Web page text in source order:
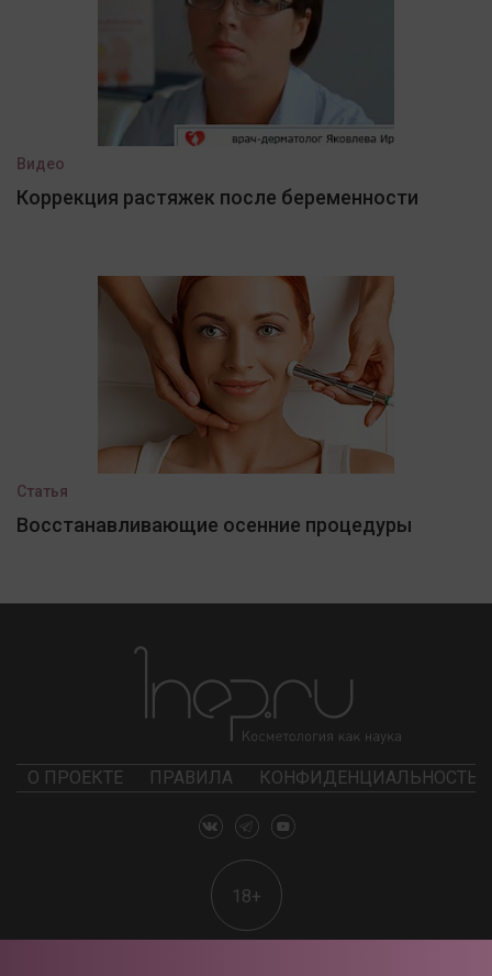
Видео
Коррекция растяжек после беременности
Статья
Восстанавливающие осенние процедуры
О ПРОЕКТЕ ПРАВИЛА КОНФИДЕНЦИАЛЬНОСТЬ
18+